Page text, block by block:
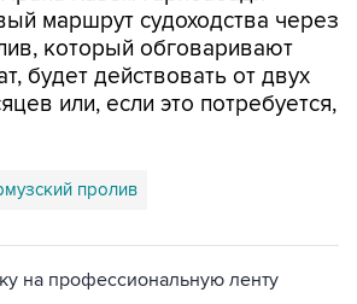
маршрут судоходства через
который обговаривают
будет действовать от двух
или, если это потребуется,
пролив
на профессиональную ленту